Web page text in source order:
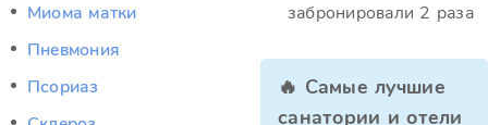
Миома матки
Пневмония
Псориаз
забронировали 2 раза
🔥 Самые лучшие
санатории и отели